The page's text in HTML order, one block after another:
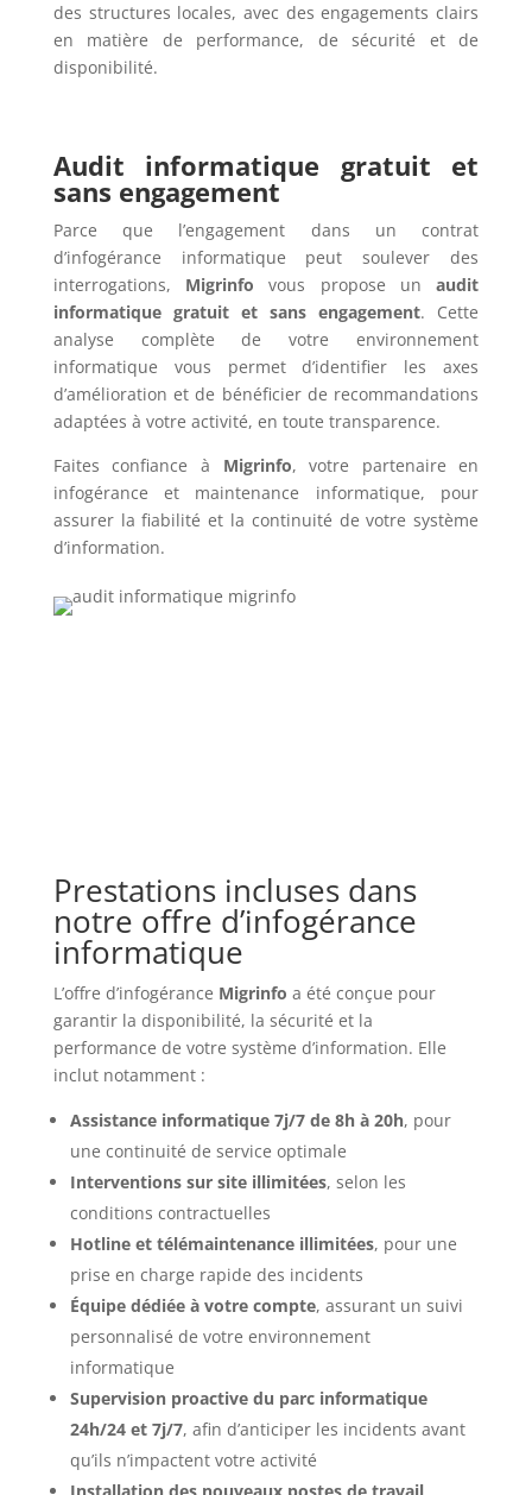
des structures locales, avec des engagements clairs
en matière de performance, de sécurité et de
disponibilité.
Audit informatique gratuit et
sans engagement
Parce que l’engagement dans un contrat
d’infogérance informatique peut soulever des
interrogations, Migrinfovous propose unaudit
informatique gratuit et sans engagement. Cette
analyse complète de votre environnement
informatique vous permet d’identifier les axes
d’amélioration et de bénéficier de recommandations
adaptées à votre activité, en toute transparence.
Faites confiance à Migrinfo, votre partenaire en
infogérance et maintenance informatique, pour
assurer la fiabilité et la continuité de votre système
d’information.
Prestations incluses dans
notre offre d’infogérance
informatique
L’offre d’infogérance Migrinfo a été conçue pour
garantir la disponibilité, la sécurité et la
performance de votre système d’information. Elle
inclut notamment :
Assistance informatique 7j/7 de 8h à 20h, pour
une continuité de service optimale
Interventions sur site illimitées, selon les
conditions contractuelles
Hotline et télémaintenance illimitées, pour une
prise en charge rapide des incidents
Équipe dédiée à votre compte, assurant un suivi
personnalisé de votre environnement
informatique
Supervision proactive du parc informatique
24h/24 et 7j/7, afin d’anticiper les incidents avant
qu’ils n’impactent votre activité